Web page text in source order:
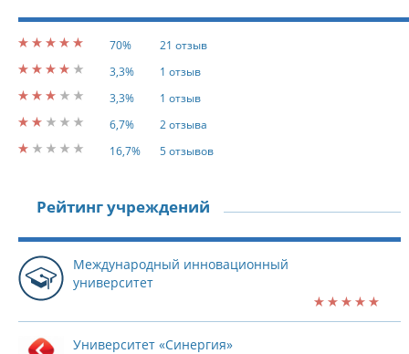
70%
21 отзыв
3,3%
1 отзыв
3,3%
1 отзыв
6,7%
2 отзыва
16,7%
5 отзывов
Рейтинг учреждений
Международный инновационный
университет
Университет «Синергия»